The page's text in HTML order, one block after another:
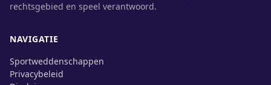
rechtsgebied en speel verantwoord.
NAVIGATIE
Sportweddenschappen
Privacybeleid